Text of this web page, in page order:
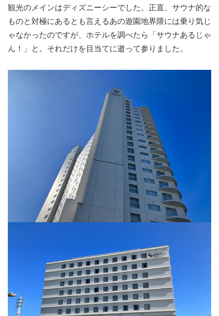
観光のメインはディズニーシーでした。正直、サウナ的な
ものと対極にあるとも言えるあの遊園地界隈には乗り気じ
ゃなかったのですが、ホテルを調べたら「サウナあるじゃ
ん！」と。それだけを目当てに逝って参りました。